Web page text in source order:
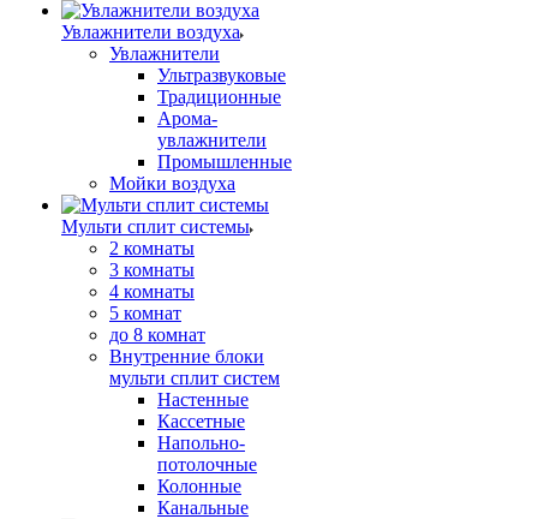
Увлажнители воздуха
Увлажнители
Ультразвуковые
Традиционные
Арома-
увлажнители
Промышленные
Мойки воздуха
Мульти сплит системы
2 комнаты
3 комнаты
4 комнаты
5 комнат
до 8 комнат
Внутренние блоки
мульти сплит систем
Настенные
Кассетные
Напольно-
потолочные
Колонные
Канальные